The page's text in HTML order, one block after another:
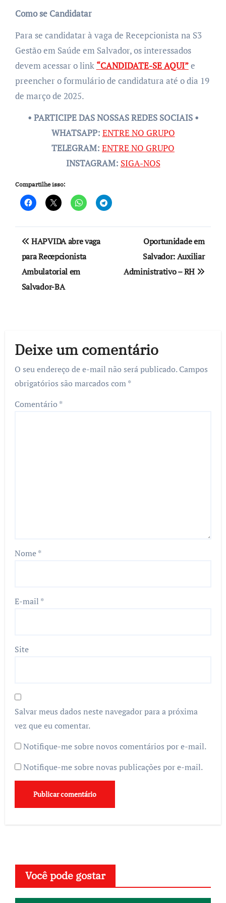
Como se Candidatar
Para se candidatar à vaga de Recepcionista na S3
Gestão em Saúde em Salvador, os interessados
devem acessar o link “CANDIDATE-SE AQUI”e
preencher o formulário de candidatura até o dia 19
de março de 2025.
• PARTICIPE DAS NOSSAS REDES SOCIAIS •
WHATSAPP: ENTRE NO GRUPO
TELEGRAM: ENTRE NO GRUPO
INSTAGRAM: SIGA-NOS
Compartilhe isso:
Navegação
de
Post
HAPVIDA abre vaga
para Recepcionista
Ambulatorial em
Salvador-BA
Oportunidade em
Salvador: Auxiliar
Administrativo – RH
Deixe um comentário
O seu endereço de e-mail não será publicado. Campos
obrigatórios são marcados com*
Comentário *
Nome*
E-mail *
Site
Salvar meus dados neste navegador para a próxima
vez que eu comentar.
Notifique-me sobre novos comentários por e-mail.
Notifique-me sobre novas publicações por e-mail.
Você pode gostar